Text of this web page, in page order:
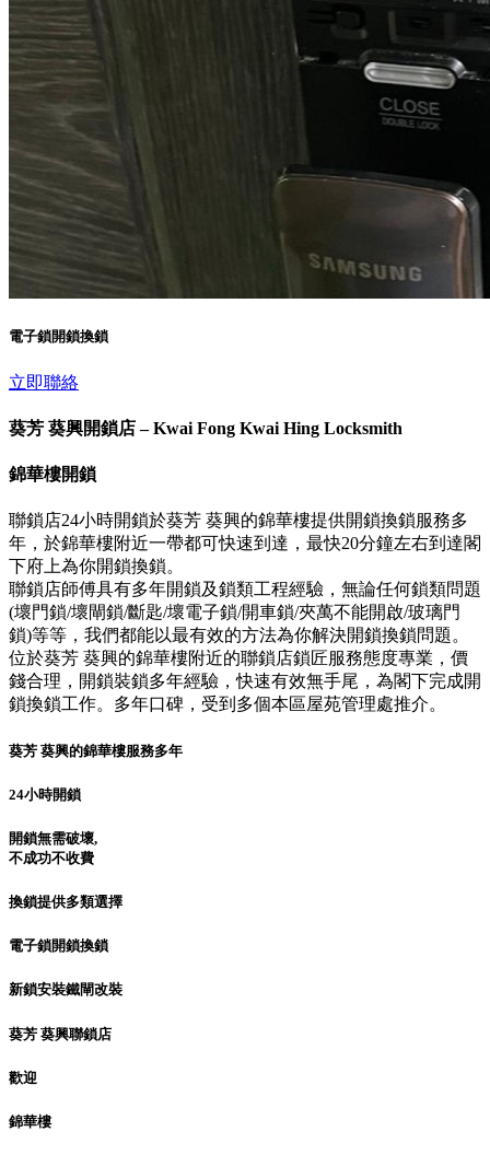
電子鎖開鎖換鎖
立即聯絡
葵芳 葵興開鎖店 – Kwai Fong Kwai Hing Locksmith
錦華樓開鎖
聯鎖店24小時開鎖於葵芳 葵興的錦華樓提供開鎖換鎖服務多
年，於錦華樓附近一帶都可快速到達，最快20分鐘左右到達閣
下府上為你開鎖換鎖。
聯鎖店師傅具有多年開鎖及鎖類工程經驗，無論任何鎖類問題
(壞門鎖/壞閘鎖/斷匙/壞電子鎖/開車鎖/夾萬不能開啟/玻璃門
鎖)等等，我們都能以最有效的方法為你解決開鎖換鎖問題。
位於葵芳 葵興的錦華樓附近的聯鎖店鎖匠服務態度專業，價
錢合理，開鎖裝鎖多年經驗，快速有效無手尾，為閣下完成開
鎖換鎖工作。多年口碑，受到多個本區屋苑管理處推介。
葵芳 葵興的錦華樓服務多年
24小時開鎖
開鎖無需破壞,
不成功不收費
換鎖提供多類選擇
電子鎖開鎖換鎖
新鎖安裝鐵閘改裝
葵芳 葵興聯鎖店
歡迎
錦華樓